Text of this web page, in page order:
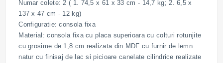
Numar colete: 2 ( 1. 74,5 x 61 x 33 cm - 14,7 kg; 2. 6,5 x
137 x 47 cm - 12 kg)
Configuratie: consola fixa
Material: consola fixa cu placa superioara cu colturi rotunjite
cu grosime de 1,8 cm realizata din MDF cu furnir de lemn
natur cu finisaj de lac si picioare canelate cilindrice realizate